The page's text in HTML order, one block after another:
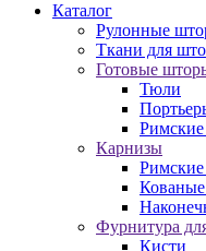
Каталог
Рулонные
Ткани для
Готовые
Тюли
Карнизы
Фурнитура
Кисти